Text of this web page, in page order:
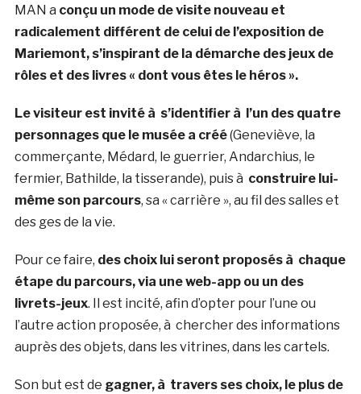
MAN a conçu un mode de visite nouveau et
radicalement différent de celui de l’exposition de
Mariemont, s’inspirant de la démarche des jeux de
rôles et des livres « dont vous êtes le héros ».
Le visiteur est invité à s’identifier à l’un des quatre
personnages que le musée a créé(Geneviève, la
commerçante, Médard, le guerrier, Andarchius, le
fermier, Bathilde, la tisserande), puis à construire lui-
même son parcours, sa « carrière », au fil des salles et
des ges de la vie.
Pour ce faire, des choix lui seront proposés à chaque
étape du parcours, via une web-app ou un des
livrets-jeux. Il est incité, afin d’opter pour l’une ou
l’autre action proposée, à chercher des informations
auprès des objets, dans les vitrines, dans les cartels.
Son but est de gagner, à travers ses choix, le plus de